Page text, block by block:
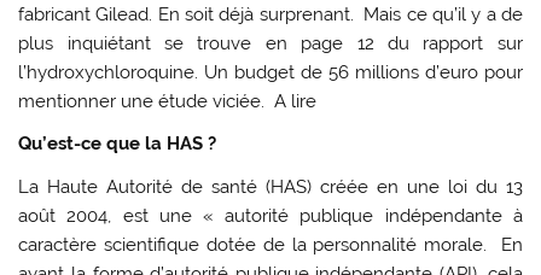
fabricant Gilead. En soit déjà surprenant. Mais ce qu’il y a de
plus inquiétant se trouve en page 12 du rapport sur
l’hydroxychloroquine. Un budget de 56 millions d’euro pour
mentionner une étude viciée. A lire
Qu’est-ce que la HAS ?
La Haute Autorité de santé (HAS) créée en une loi du 13
août 2004, est une « autorité publique indépendante à
caractère scientifique dotée de la personnalité morale. En